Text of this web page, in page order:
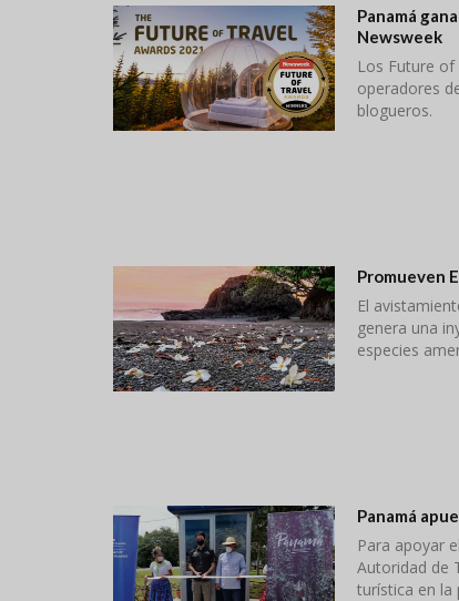
Panamá
Newsweek
Los Future
operadores
blogueros.
Promueven
El
genera una
especies
Panamá
Para apoyar
Autoridad de
turística en la